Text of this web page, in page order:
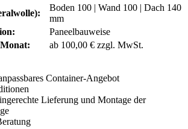
Boden 100 | Wand 100 | Dach 140
mm
Paneelbauweise
ab 100,00 € zzgl. MwSt.
Container-Angebot
Lieferung und Montage der